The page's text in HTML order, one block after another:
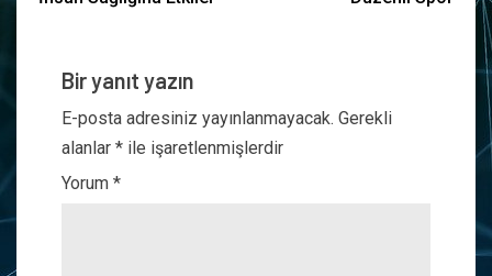
Bir yanıt yazın
E-posta adresiniz yayınlanmayacak. Gerekli
alanlar * ile işaretlenmişlerdir
Yorum *